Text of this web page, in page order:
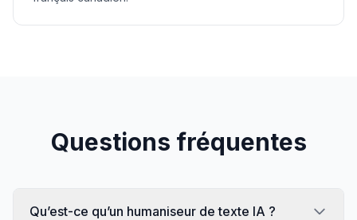
Questions fréquentes
Qu’est-ce qu’un humaniseur de texte IA ?